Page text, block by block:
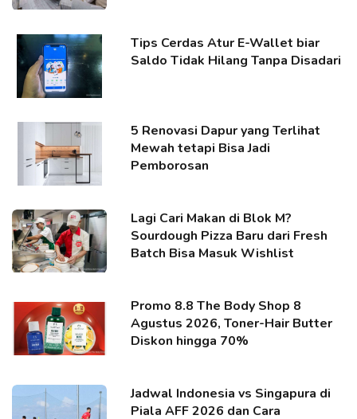
Tips Cerdas Atur E-Wallet biar
Saldo Tidak Hilang Tanpa Disadari
5 Renovasi Dapur yang Terlihat
Mewah tetapi Bisa Jadi
Pemborosan
Lagi Cari Makan di Blok M?
Sourdough Pizza Baru dari Fresh
Batch Bisa Masuk Wishlist
Promo 8.8 The Body Shop 8
Agustus 2026, Toner-Hair Butter
Diskon hingga 70%
Jadwal Indonesia vs Singapura di
Piala AFF 2026 dan Cara